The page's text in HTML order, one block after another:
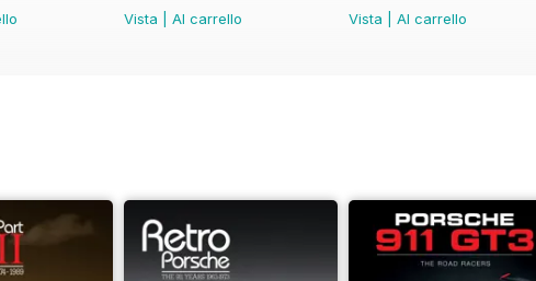
Vista
Al carrello
Vista
Al carrello